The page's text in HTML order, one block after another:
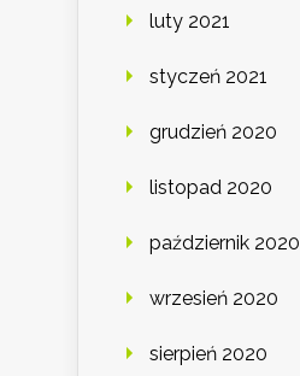
luty 2021
styczeń 2021
grudzień 2020
listopad 2020
październik 2020
wrzesień 2020
sierpień 2020